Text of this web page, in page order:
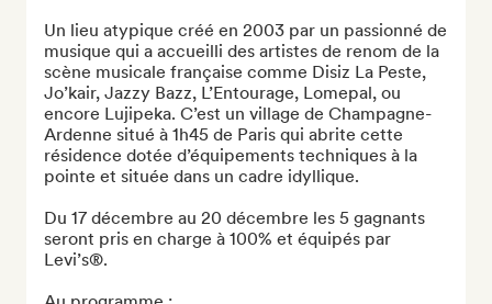
Un lieu atypique créé en 2003 par un passionné de
musique qui a accueilli des artistes de renom de la
scène musicale française comme Disiz La Peste,
Jo’kair, Jazzy Bazz, L’Entourage, Lomepal, ou
encore Lujipeka. C’est un village de Champagne-
Ardenne situé à 1h45 de Paris qui abrite cette
résidence dotée d’équipements techniques à la
pointe et située dans un cadre idyllique.
Du 17 décembre au 20 décembre les 5 gagnants
seront pris en charge à 100% et équipés par
Levi’s®.